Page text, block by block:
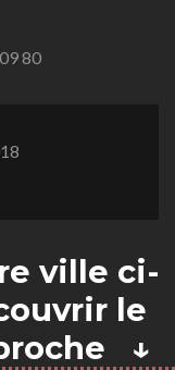
80
ville ci-
le
↓